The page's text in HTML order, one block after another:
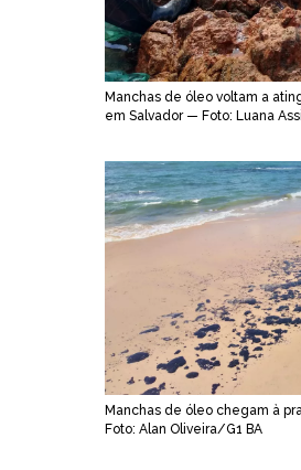
Manchas de óleo voltam a
em Salvador — Foto: Luana
Manchas de óleo chegam à
Foto: Alan Oliveira/G1 BA